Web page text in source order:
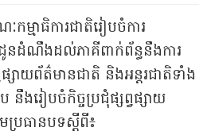
កម្មាធិការជាតិរៀបចំការ
នដំណឹងដល់ភាគីពាក់ព័ន្ធនឹងការ
ផ្សាយព័ត៌មានជាតិ និងអន្តរជាតិទាំង
នឹងរៀបចំកិច្ចប្រជុំផ្សព្វផ្សាយ
ប្រធានបទស្តីពី៖